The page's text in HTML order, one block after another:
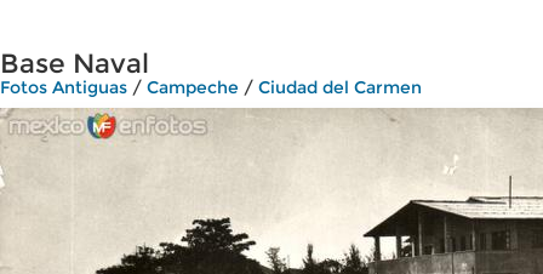
Base Naval
Fotos Antiguas / Campeche / Ciudad del Carmen